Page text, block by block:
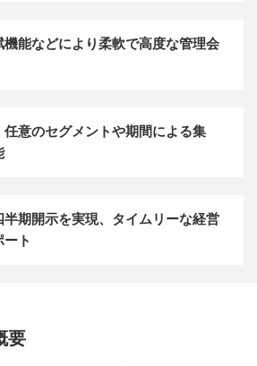
機能などにより柔軟で高度な管理会
意のセグメントや期間による集
期開示を実現、タイムリーな経営
ト
要